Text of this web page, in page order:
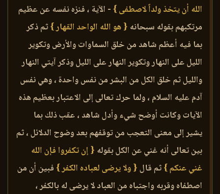
الله أن يتخذ ولداً لاصطفى } - الآية ، فنزه نفسه عن عظيم
مرتكبهم بقوله سبحانه { هو الله الواحد القهار }ثم ذكر
بما فيه أعظم شاهد من خلق السماوات والأرض وتكوير
الليل على النهار وتكوير النهار على الليل وذكر آيتي النهار
والليل ثم خلق الكل من البشر من نفس واحدة ، وهي نفس
آدم عليه السلام ، ولما حرك تعالى إلى الاعتبار بعظيم هذه
الآيات وكانت أوضح شيء وأدل شاهد ، عقب ذلك بما
يشير إلى معنى التعجب من توقفهم بعد وضوح الدلائل ، ثم
بين تعالى أنه غني عن الكل بقوله { إن تكفروا فإن الله
غني عنكم }ثم قال { ولا يرضى لعباده الكفر } فبين أن من
اصطفاه وقربه واجتباه من العباد لا يرضى له بالكفر ،